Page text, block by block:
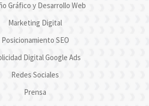
Gráfico y Desarrollo Web
Marketing Digital
Posicionamiento SEO
Digital Google Ads
Redes Sociales
Prensa